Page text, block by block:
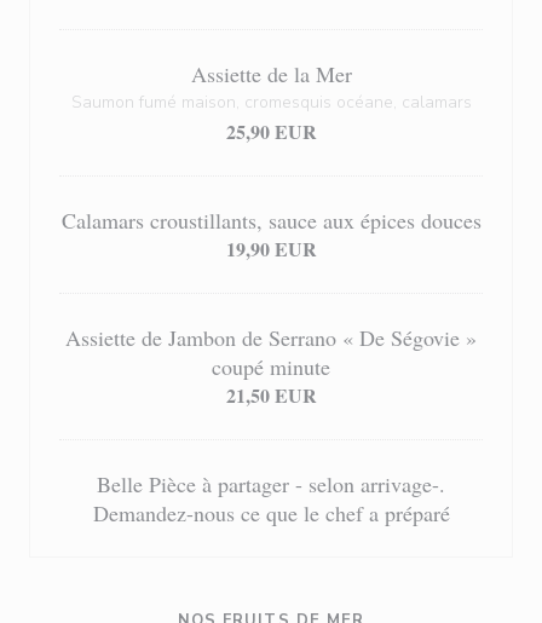
Assiette de la Mer
Saumon fumé maison, cromesquis océane, calamars
25,90 EUR
Calamars croustillants, sauce aux épices douces
19,90 EUR
Assiette de Jambon de Serrano « De Ségovie »
coupé minute
21,50 EUR
Belle Pièce à partager - selon arrivage-.
Demandez-nous ce que le chef a préparé